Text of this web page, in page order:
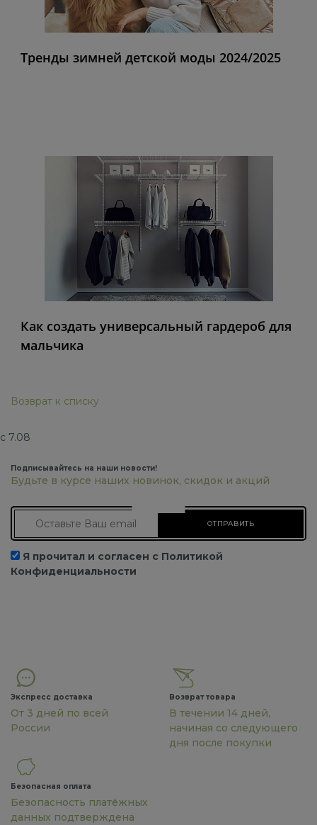
Тренды зимней детской моды 2024/2025
Как создать универсальный гардероб для
мальчика
Возврат к списку
с 7.08
Подписывайтесь на наши новости!
Будьте в курсе наших новинок, скидок и акций
Я прочитал и согласен с Политикой
Конфиденциальности
Экспресс доставка
От 3 дней по всей
России
Возврат товара
В течении 14 дней,
начиная со следующего
дня после покупки
Безопасная оплата
Безопасность платёжных
данных подтверждена